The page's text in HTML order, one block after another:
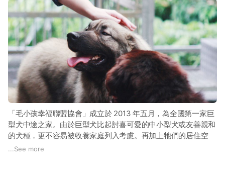
「毛小孩幸福聯盟協會」成立於 2013 年五月，為全國第一家巨
型犬中途之家。由於巨型犬比起討喜可愛的中小型犬或友善親和
的犬種，更不容易被收養家庭列入考慮。再加上牠們的居住空
間、飲食醫療、教養習慣與社會的刻板印象… ...等種種不利因
...See more